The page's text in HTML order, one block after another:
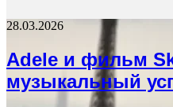
28.03.2026
Adele и фильм
музыкальный